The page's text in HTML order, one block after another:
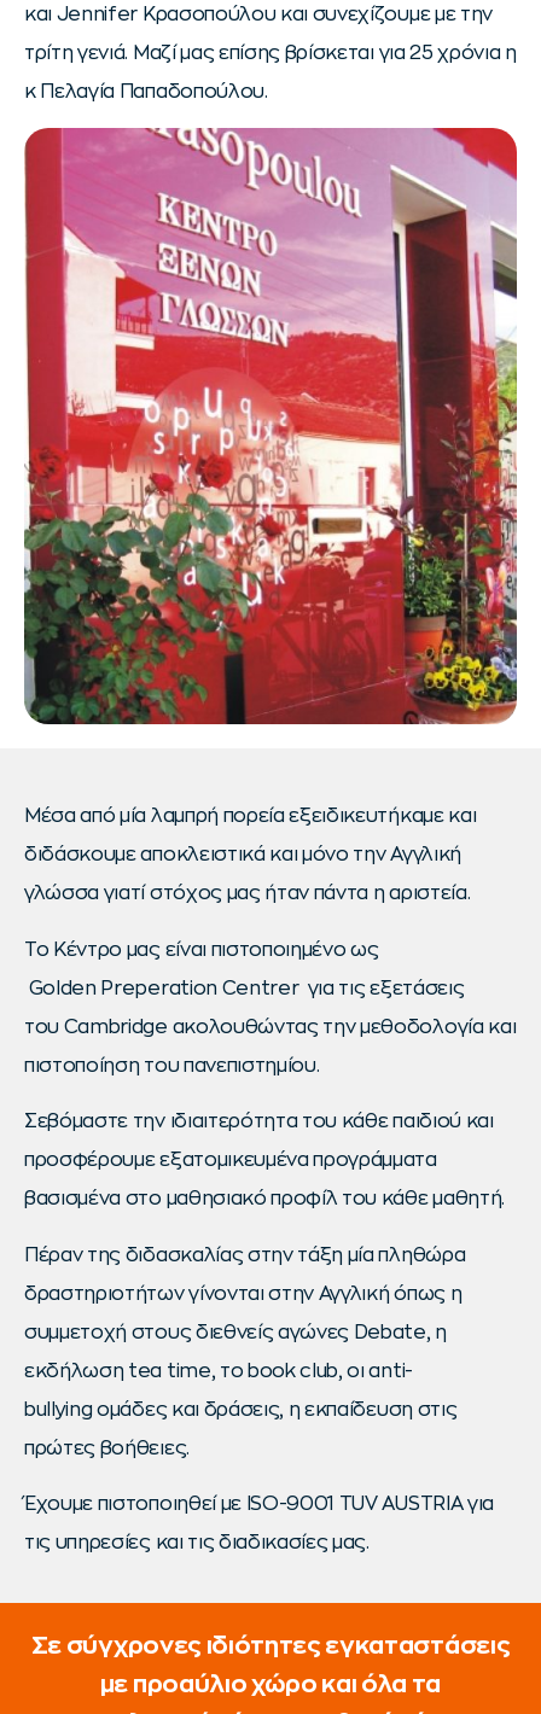
και Jennifer Κρασοπούλου και συνεχίζουμε με την
τρίτη γενιά. Μαζί μας επίσης βρίσκεται για 25 χρόνια η
κ Πελαγία Παπαδοπούλου.
Μέσα από μία λαμπρή πορεία εξειδικευτήκαμε και
διδάσκουμε αποκλειστικά και μόνο την Αγγλική
γλώσσα γιατί στόχος μας ήταν πάντα η αριστεία.
Το Κέντρο μας είναι πιστοποιημένο ως
Golden Preperation Centrer για τις εξετάσεις
του Cambridge ακολουθώντας την μεθοδολογία και
πιστοποίηση του πανεπιστημίου.
Σεβόμαστε την ιδιαιτερότητα του κάθε παιδιού και
προσφέρουμε εξατομικευμένα προγράμματα
βασισμένα στο μαθησιακό προφίλ του κάθε μαθητή.
Πέραν της διδασκαλίας στην τάξη μία πληθώρα
δραστηριοτήτων γίνονται στην Αγγλική όπως η
συμμετοχή στους διεθνείς αγώνες Debate, η
εκδήλωση tea time, το book club, οι anti-
bullying ομάδες και δράσεις, η εκπαίδευση στις
πρώτες βοήθειες.
Έχουμε πιστοποιηθεί με ISO-9001 TUV AUSTRIA για
τις υπηρεσίες και τις διαδικασίες μας.
Σε σύγχρονες ιδιότητες εγκαταστάσεις
με προαύλιο χώρο και όλα τα